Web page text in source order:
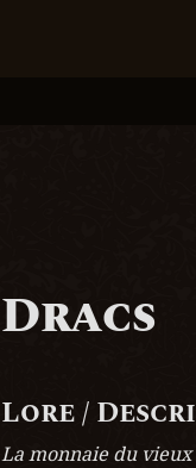
Dracs
Lore /
La monnaie du